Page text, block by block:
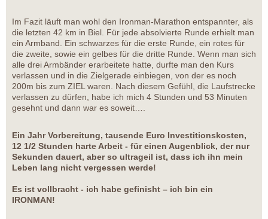
Im Fazit läuft man wohl den Ironman-Marathon entspannter, als
die letzten 42 km in Biel. Für jede absolvierte Runde erhielt man
ein Armband. Ein schwarzes für die erste Runde, ein rotes für
die zweite, sowie ein gelbes für die dritte Runde. Wenn man sich
alle drei Armbänder erarbeitete hatte, durfte man den Kurs
verlassen und in die Zielgerade einbiegen, von der es noch
200m bis zum ZIEL waren. Nach diesem Gefühl, die Laufstrecke
verlassen zu dürfen, habe ich mich 4 Stunden und 53 Minuten
gesehnt und dann war es soweit….
Ein Jahr Vorbereitung, tausende Euro Investitionskosten,
12 1/2 Stunden harte Arbeit - für einen Augenblick, der nur
Sekunden dauert, aber so ultrageil ist, dass ich ihn mein
Leben lang nicht vergessen werde!
Es ist vollbracht - ich habe gefinisht – ich bin ein
IRONMAN!